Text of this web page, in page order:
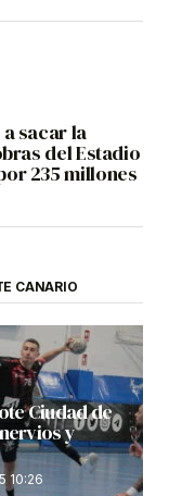
sacar la
del Estadio
235 millones
CANARIO
Ciudad de
y
10:26